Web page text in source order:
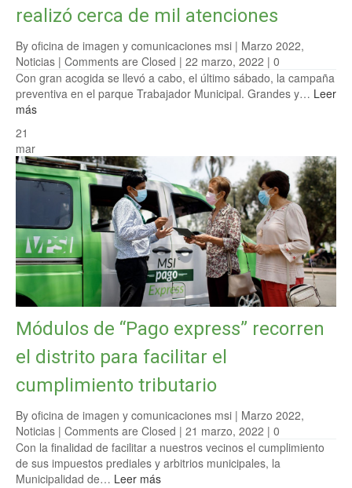
realizó cerca de mil atenciones
By oficina de imagen y comunicaciones msi | Marzo 2022,
Noticias | Comments are Closed | 22 marzo, 2022 | 0
Con gran acogida se llevó a cabo, el último sábado, la campaña
preventiva en el parque Trabajador Municipal. Grandes y… Leer
más
21
mar
Módulos de “Pago express” recorren
el distrito para facilitar el
cumplimiento tributario
By oficina de imagen y comunicaciones msi | Marzo 2022,
Noticias | Comments are Closed | 21 marzo, 2022 | 0
Con la finalidad de facilitar a nuestros vecinos el cumplimiento
de sus impuestos prediales y arbitrios municipales, la
Municipalidad de… Leer más